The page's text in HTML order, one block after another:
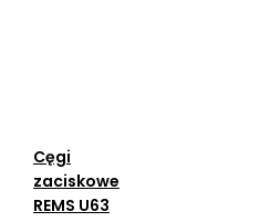
Cęgi
zaciskowe
REMS U63